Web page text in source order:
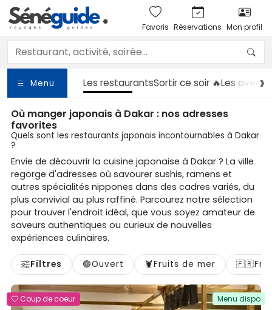
Favoris Réservations Mon profil
Menu Les restaurantsSortirce soir 🔥Les
Où manger japonais à Dakar : nos adresses
favorites
Quels sont les restaurants japonais incontournables à Dakar
?
Envie de découvrir la cuisine japonaise à Dakar ? La ville
regorge d'adresses où savourer sushis, ramens et
autres spécialités nippones dans des cadres variés, du
plus convivial au plus raffiné. Parcourez notre sélection
pour trouver l'endroit idéal, que vous soyez amateur de
saveurs authentiques ou curieux de nouvelles
expériences culinaires.
Filtres 🟢Ouvert 🦞Fruits de mer 🇫🇷
Coup de coeur Menu dispo